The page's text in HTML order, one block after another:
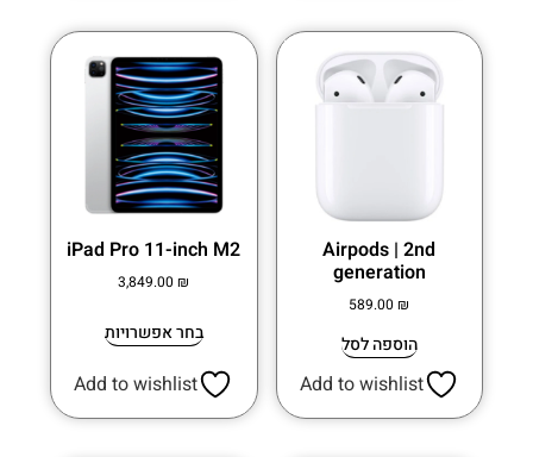
Airpods | 2nd
generation
589.00₪
הוספה לסל
Add to wishlist
iPad Pro 11-inch M2
3,849.00₪
בחר אפשרויות
Add to wishlist